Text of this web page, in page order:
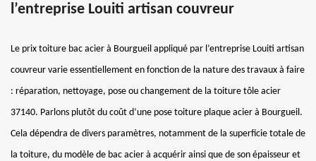
l’entreprise Louiti artisan couvreur
Le prix toiture bac acier à Bourgueil appliqué par l’entreprise Louiti artisan
couvreur varie essentiellement en fonction de la nature des travaux à faire
: réparation, nettoyage, pose ou changement de la toiture tôle acier
37140. Parlons plutôt du coût d’une pose toiture plaque acier à Bourgueil.
Cela dépendra de divers paramètres, notamment de la superficie totale de
la toiture, du modèle de bac acier à acquérir ainsi que de son épaisseur et